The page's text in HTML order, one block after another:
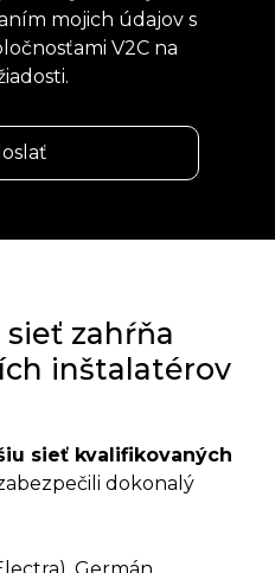
mojich údajov s
V2C na
sieť zahŕňa
inštalatérov
sieť kvalifikovaných
dokonalý